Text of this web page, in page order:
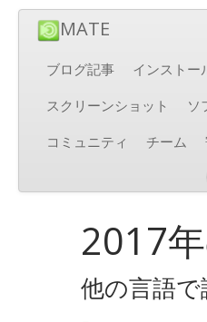
MATE
ブログ記事
インストー
スクリーンショット
ソ
コミュニティ
チーム
2017
他の言語で